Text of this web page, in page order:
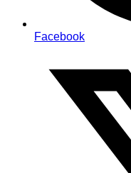
Facebook